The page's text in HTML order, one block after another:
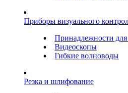
Приборы визуального
Принадлежности для
Видеоскопы
Гибкие волноводы
Резка и шлифование